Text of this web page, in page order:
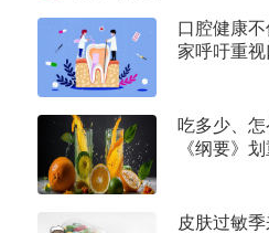
口腔健康
家呼吁重视
吃多少、
《纲要》
皮肤过敏